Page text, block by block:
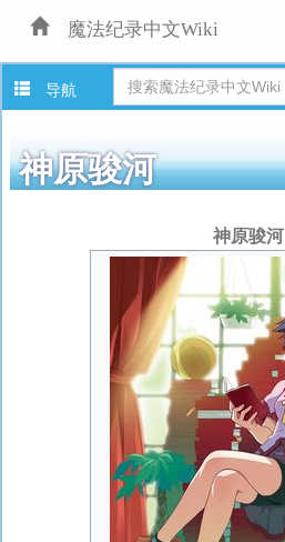
魔法纪录中文Wiki
导航
神原骏河
神原骏河